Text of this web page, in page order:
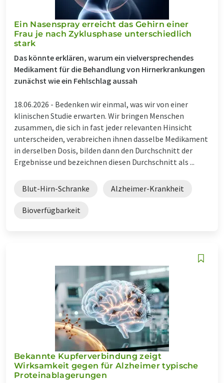
Ein Nasenspray erreicht das Gehirn einer
Frau je nach Zyklusphase unterschiedlich
stark
Das könnte erklären, warum ein vielversprechendes
Medikament für die Behandlung von Hirnerkrankungen
zunächst wie ein Fehlschlag aussah
18.06.2026 - Bedenken wir einmal, was wir von einer
klinischen Studie erwarten. Wir bringen Menschen
zusammen, die sich in fast jeder relevanten Hinsicht
unterscheiden, verabreichen ihnen dasselbe Medikament
in derselben Dosis, bilden dann den Durchschnitt der
Ergebnisse und bezeichnen diesen Durchschnitt als ...
Blut-Hirn-Schranke Alzheimer-Krankheit
Bioverfügbarkeit
Bekannte Kupferverbindung zeigt
Wirksamkeit gegen für Alzheimer typische
Proteinablagerungen